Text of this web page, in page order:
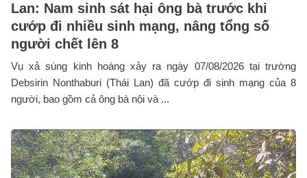
Lan: Nam sinh sát hại ông bà trước khi
cướp đi nhiều sinh mạng, nâng tổng số
người chết lên 8
Vụ xả súng kinh hoàng xảy ra ngày 07/08/2026 tại trường
Debsirin Nonthaburi (Thái Lan) đã cướp đi sinh mạng của 8
người, bao gồm cả ông bà nội và ...